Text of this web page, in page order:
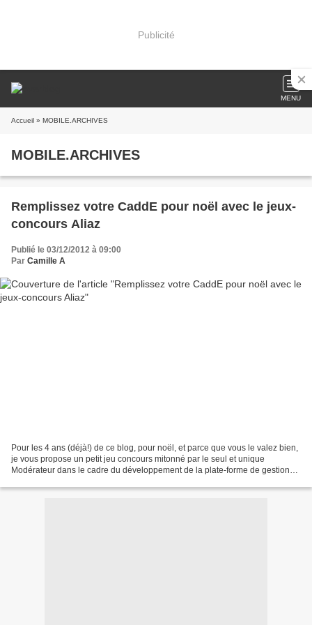
Publicité
MENU
Accueil » MOBILE.ARCHIVES
MOBILE.ARCHIVES
Remplissez votre CaddE pour noël avec le jeux-
concours Aliaz
Publié le 03/12/2012 à 09:00
Par Camille A
Pour les 4 ans (déjà!) de ce blog, pour noël, et parce que vous le valez bien,
je vous propose un petit jeu concours mitonné par le seul et unique
Modérateur dans le cadre du développement de la plate-forme de gestion